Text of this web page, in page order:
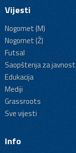
Vijesti
Nogomet (M)
Nogomet (Ž)
Futsal
Saopštenja za javnost
Edukacija
Mediji
Grassroots
Sve vijesti
Info